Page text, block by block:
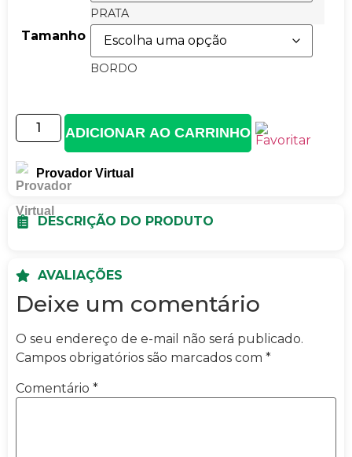
PRATA
Tamanho
BORDO
Provador Virtual
ADICIONAR AO CARRINHO
DESCRIÇÃO DO PRODUTO
AVALIAÇÕES
Deixe um comentário
O seu endereço de e-mail não será publicado.
Campos obrigatórios são marcados com *
Comentário *